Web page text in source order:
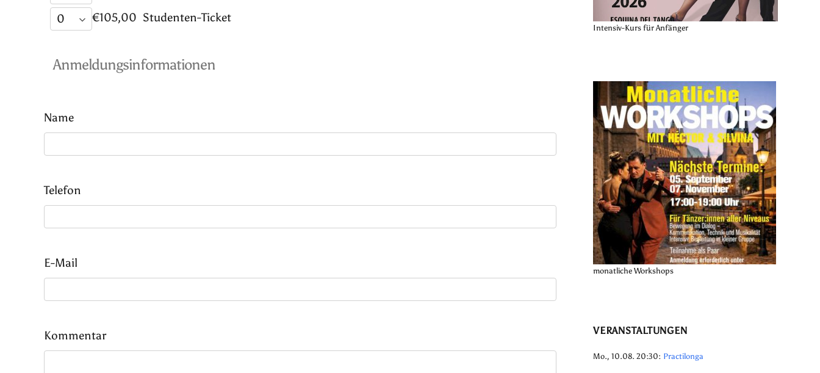
€105,00 Studenten-Ticket
Anmeldungsinformationen
Name
Telefon
E-Mail
Kommentar
Intensiv-Kurs für Anfänger
monatliche Workshops
VERANSTALTUNGEN
Mo., 10.08. 20:30: Practilonga